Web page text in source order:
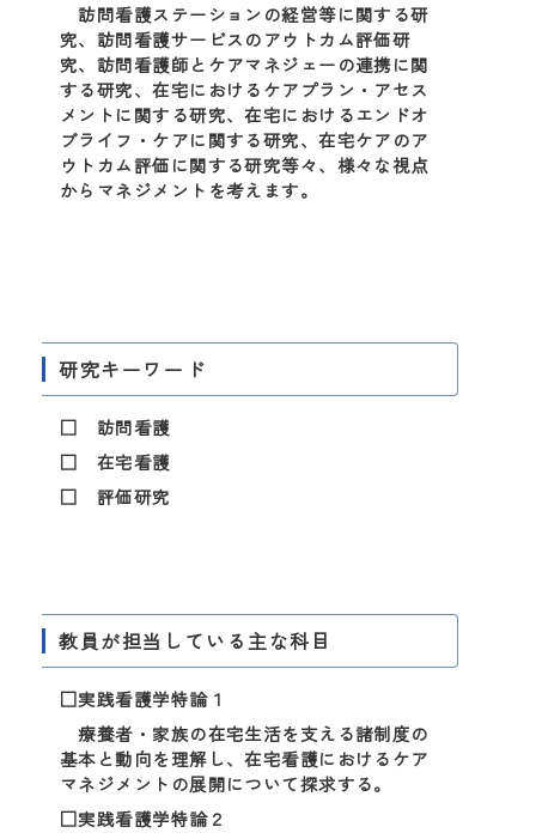
訪問看護ステーションの経営等に関する研
究、訪問看護サービスのアウトカム評価研
究、訪問看護師とケアマネジェーの連携に関
する研究、在宅におけるケアプラン・アセス
メントに関する研究、在宅におけるエンドオ
ブライフ・ケアに関する研究、在宅ケアのア
ウトカム評価に関する研究等々、様々な視点
からマネジメントを考えます。
研究キーワード
□ 訪問看護
□ 在宅看護
□ 評価研究
教員が担当している主な科目
□実践看護学特論１
療養者・家族の在宅生活を支える諸制度の
基本と動向を理解し、在宅看護におけるケア
マネジメントの展開について探求する。
□実践看護学特論２